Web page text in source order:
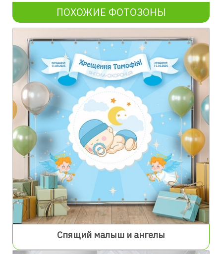
ПОХОЖИЕ ФОТОЗОНЫ
Спящий малыш и ангелы